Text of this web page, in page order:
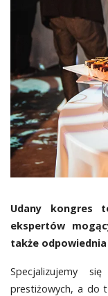
Udany kongres
ekspertów
także odpowiednia
Specjalizujemy
prestiżowych, a do